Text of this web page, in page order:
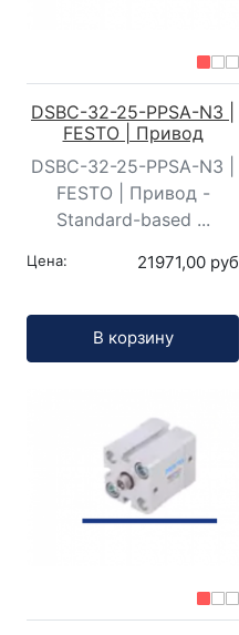
DSBC-32-25-PPSA-N3 |
FESTO | Привод
DSBC-32-25-PPSA-N3 |
FESTO | Привод -
Standard-based ...
Цена: 21971,00 руб
В корзину